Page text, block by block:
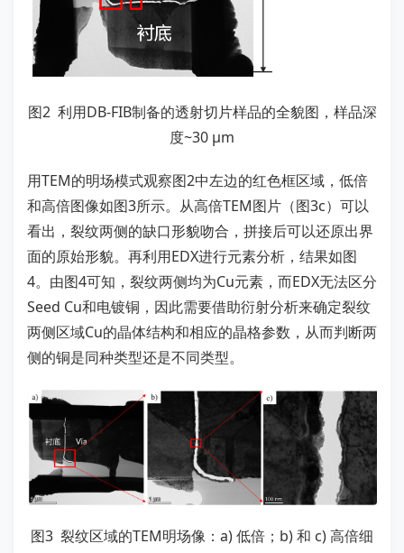
图2 利用DB-FIB制备的透射切片样品的全貌图，样品深
度~30 μm
用TEM的明场模式观察图2中左边的红色框区域，低倍
和高倍图像如图3所示。从高倍TEM图片（图3c）可以
看出，裂纹两侧的缺口形貌吻合，拼接后可以还原出界
面的原始形貌。再利用EDX进行元素分析，结果如图
4。由图4可知，裂纹两侧均为Cu元素，而EDX无法区分
Seed Cu和电镀铜，因此需要借助衍射分析来确定裂纹
两侧区域Cu的晶体结构和相应的晶格参数，从而判断两
侧的铜是同种类型还是不同类型。
图3 裂纹区域的TEM明场像：a) 低倍；b) 和 c) 高倍细